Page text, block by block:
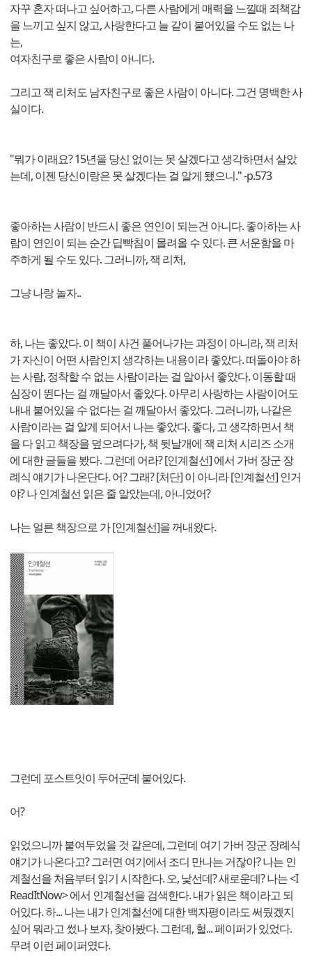
자꾸 혼자 떠나고 싶어하고, 다른 사람에게 매력을 느낄때 죄책감
을 느끼고 싶지 않고, 사랑한다고 늘 같이 붙어있을 수도 없는 나
는,
여자친구로 좋은 사람이 아니다.
그리고 잭 리처도 남자친구로 좋은 사람이 아니다. 그건 명백한 사
실이다.
"뭐가 이래요? 15년을 당신 없이는 못 살겠다고 생각하면서 살았
는데, 이젠 당신이랑은 못 살겠다는 걸 알게 됐으니." -p.573
좋아하는 사람이 반드시 좋은 연인이 되는건 아니다. 좋아하는 사
람이 연인이 되는 순간 딥빡침이 몰려올 수 있다. 큰 서운함을 마
주하게 될 수도 있다. 그러니까, 잭 리처,
그냥 나랑 놀자..
하, 나는 좋았다. 이 책이 사건 풀어나가는 과정이 아니라, 잭 리처
가 자신이 어떤 사람인지 생각하는 내용이라 좋았다. 떠돌아야 하
는 사람, 정착할 수 없는 사람이라는 걸 알아서 좋았다. 이동할 때
심장이 뛴다는 걸 깨달아서 좋았다. 아무리 사랑하는 사람이어도
내내 붙어있을 수 없다는 걸 깨달아서 좋았다. 그러니까, 나같은
사람이라는 걸 알게 되어서 나는 좋았다. 좋다, 고 생각하면서 책
을 다 읽고 책장을 덮으려다가, 책 뒷날개에 잭 리처 시리즈 소개
에 대한 글들을 봤다. 그런데 어라? [인계철선] 에서 가버 장군 장
례식 얘기가 나온단다. 어? 그래? [처단] 이 아니라 [인계철선] 인거
야? 나 인계철선 읽은 줄 알았는데, 아니었어?
나는 얼른 책장으로 가 [인계철선]을 꺼내왔다.
그런데 포스트잇이 두어군데 붙어있다.
어?
읽었으니까 붙여두었을 것 같은데, 그런데 여기 가버 장군 장례식
얘기가 나온다고? 그러면 여기에서 조디 만나는 거잖아? 나는 인
계철선을 처음부터 읽기 시작한다. 오, 낯선데? 새로운데? 나는 <I
ReadItNow> 에서 인계철선을 검색한다. 내가 읽은 책이라고 되
어있다. 하... 나는 내가 인계철선에 대한 백자평이라도 써뒀겠지
싶어 뭐라고 썼나 보자, 찾아봤다. 그런데, 헐... 페이퍼가 있었다.
무려 이런 페이퍼였다.